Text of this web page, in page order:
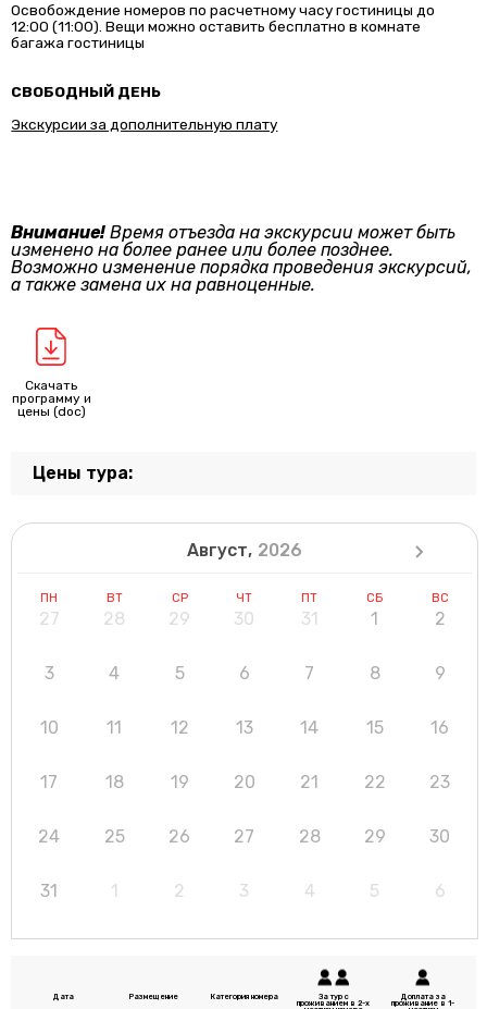
Освобождение номеров по расчетному часу гостиницы до
12:00 (11:00). Вещи можно оставить бесплатно в комнате
багажа гостиницы
СВОБОДНЫЙ ДЕНЬ
Экскурсии за дополнительную плату
Внимание! Время отъезда на экскурсии может быть
изменено на более ранее или более позднее.
Возможно изменение порядка проведения экскурсий,
а также замена их на равноценные.
Скачать
программу и
цены (doc)
Цены тура:
Август, 2026
ПН ВТ СР ЧТ ПТ СБ ВС
27 28 29 30 31 1 2
3 4 5 6 7 8 9
10 11 12 13 14 15 16
17 18 19 20 21 22 23
24 25 26 27 28 29 30
31 1 2 3 4 5 6
Дата Размещение Категория номера За тур с
проживанием в 2-х
Доплата за
проживание в 1-